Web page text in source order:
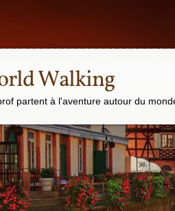
Walking
partent à l'aventure autour du